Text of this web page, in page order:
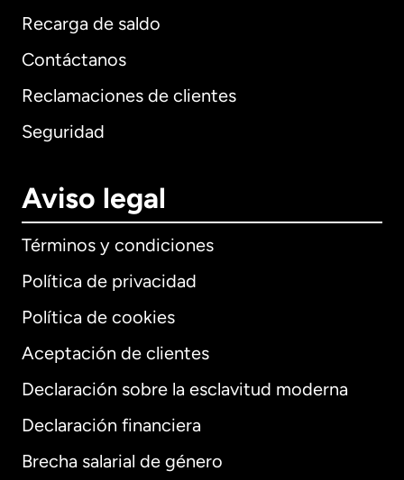
Recarga de saldo
Contáctanos
Reclamaciones de clientes
Seguridad
Aviso legal
Términos y condiciones
Política de privacidad
Política de cookies
Aceptación de clientes
Declaración sobre la esclavitud moderna
Declaración financiera
Brecha salarial de género
Internacional English